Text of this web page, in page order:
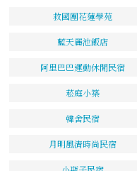
救國團花蓮學苑
藍天麗池飯店
阿里巴巴運動休閒民宿
菘庭小築
韓舍民宿
月明風清時尚民宿